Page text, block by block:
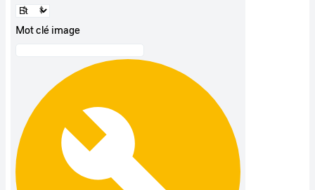
Mot clé image